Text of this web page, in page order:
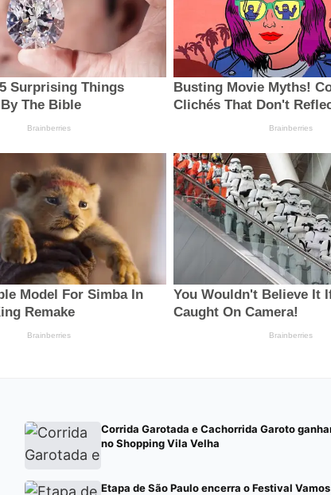
Corrida Garotada e Cachorrida Garoto
no Shopping Vila Velha
Etapa de São Paulo encerra o Festival